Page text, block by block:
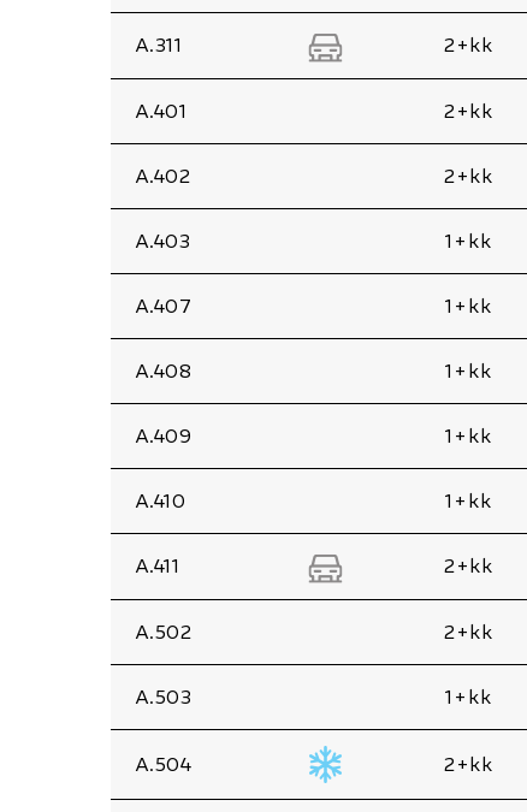
A.311 2+kk
A.401 2+kk
A.402 2+kk
A.403 1+kk
A.407 1+kk
A.408 1+kk
A.409 1+kk
A.410 1+kk
A.411 2+kk
A.502 2+kk
A.503 1+kk
A.504 2+kk